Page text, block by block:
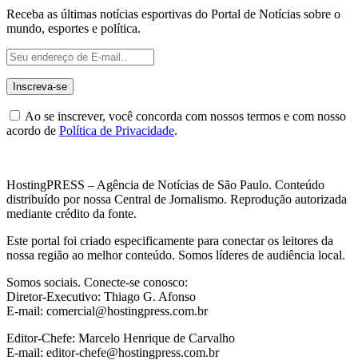
Receba as últimas notícias esportivas do Portal de Notícias sobre o
mundo, esportes e política.
Ao se inscrever, você concorda com nossos termos e com nosso
acordo de Política de Privacidade.
HostingPRESS – Agência de Notícias de São Paulo. Conteúdo
distribuído por nossa Central de Jornalismo. Reprodução autorizada
mediante crédito da fonte.
Este portal foi criado especificamente para conectar os leitores da
nossa região ao melhor conteúdo. Somos líderes de audiência local.
Somos sociais. Conecte-se conosco:
Diretor-Executivo: Thiago G. Afonso
E-mail: comercial@hostingpress.com.br
Editor-Chefe: Marcelo Henrique de Carvalho
E-mail: editor-chefe@hostingpress.com.br